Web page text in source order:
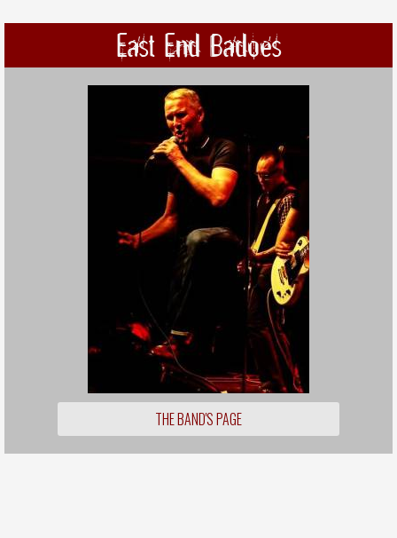
East End Badoes
THE BAND'S PAGE